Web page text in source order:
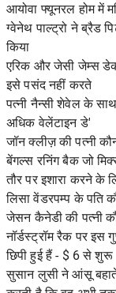
आयोवा फ्यूनरल होम में
ग्वेनेथ पाल्ट्रो ने ब्रैड
किया
एरिक और जेसी जेम्स
इसे पसंद नहीं करते
पत्नी नैन्सी शेवेल के साथ
अधिक वेलेंटाइन डे'
जॉन क्लीज़ की पत्नी
बेंगल्स रनिंग बैक जो
तौर पर इशारा करने के
लिसा वेंडरपम्प के पति
जेसन कैनेडी की पत्नी
नॉर्डस्ट्रॉम रैक पर इस
छिपी हुई हैं - $ 6 से शुरू
सुसान लुसी ने आंसू बहाते